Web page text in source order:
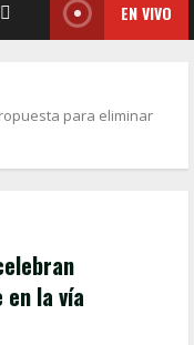
EN VIVO
para eliminar
la vía